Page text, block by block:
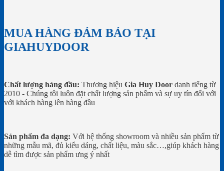
MUA HÀNG ĐẢM BẢO TẠI
GIAHUYDOOR
Chất lượng hàng đầu: Thương hiệu Gia Huy Door danh tiếng từ
2010 - Chúng tôi luôn đặt chất lượng sản phẩm và sự uy tín đối với
với khách hàng lên hàng đầu
Sản phẩm đa dạng: Với hệ thống showroom và nhiều sản phẩm từ
những mẫu mã, đủ kiểu dáng, chất liệu, màu sắc…,giúp khách hàng
dễ tìm được sản phẩm ưng ý nhất